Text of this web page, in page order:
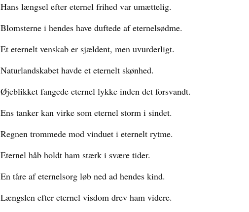
Hans længsel efter eternel frihed var umættelig.
Blomsterne i hendes have duftede af eternelsødme.
Et eternelt venskab er sjældent, men uvurderligt.
Naturlandskabet havde et eternelt skønhed.
Øjeblikket fangede eternel lykke inden det forsvandt.
Ens tanker kan virke som eternel storm i sindet.
Regnen trommede mod vinduet i eternelt rytme.
Eternel håb holdt ham stærk i svære tider.
En tåre af eternelsorg løb ned ad hendes kind.
Længslen efter eternel visdom drev ham videre.